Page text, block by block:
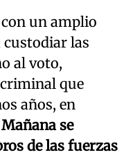
un amplio
custodiar las
al voto,
que
años, en
Mañana se
de las fuerzas